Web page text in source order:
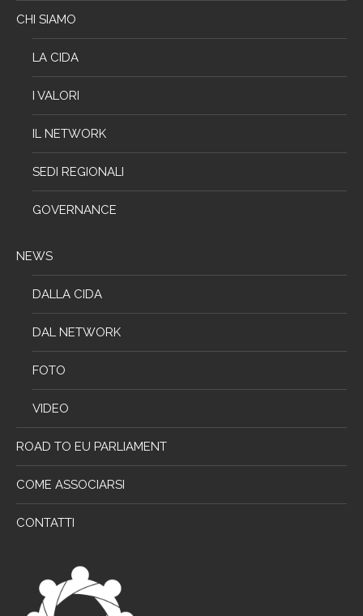
CHI SIAMO
LA CIDA
I VALORI
IL NETWORK
SEDI REGIONALI
GOVERNANCE
NEWS
DALLA CIDA
DAL NETWORK
FOTO
VIDEO
ROAD TO EU PARLIAMENT
COME ASSOCIARSI
CONTATTI